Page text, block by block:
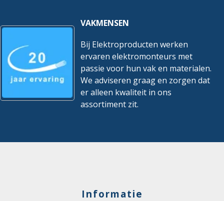
VAKMENSEN
Bij Elektroproducten werken
ervaren elektromonteurs met
passie voor hun vak en materialen.
We adviseren graag en zorgen dat
er alleen kwaliteit in ons
assortiment zit.
Informatie